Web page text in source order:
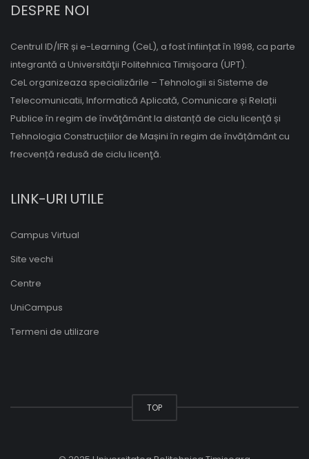
DESPRE NOI
Centrul ID/IFR și e-Learning (CeL), a fost înființat în 1998, ca parte
integrantă a Universităţii Politehnica Timişoara (UPT).
CeL organizeaza specializările – Tehnologii si Sisteme de
Telecomunicatii, Informatică Aplicată, Comunicare și Relații
Publice în regim de învăţământ la distanță de ciclu licenţă și
Tehnologia Construcțiilor de Mașini în regim de învățământ cu
frecvență redusă de ciclu licenţă.
LINK-URI UTILE
Campus Virtual
Site vechi
Centre
UniCampus
Termeni de utilizare
TOP